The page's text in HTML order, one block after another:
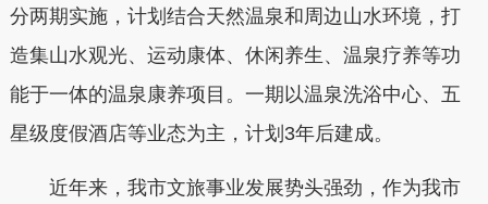
分两期实施，计划结合天然温泉和周边山水环境，打
造集山水观光、运动康体、休闲养生、温泉疗养等功
能于一体的温泉康养项目。一期以温泉洗浴中心、五
星级度假酒店等业态为主，计划3年后建成。
近年来，我市文旅事业发展势头强劲，作为我市